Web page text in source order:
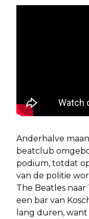
Anderhalve
beatclub
podium, totdat
van de politie
The Beatles naar
een bar van
lang duren,